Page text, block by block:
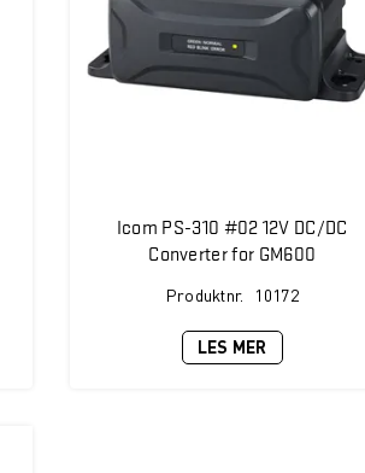
Icom PS-310 #02 12V DC/DC
Converter for GM600
Produktnr. 10172
LES MER